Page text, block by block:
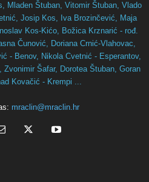
Mladen Štuban, Vitomir Štuban, Vlado
Josip Kos, Iva Brozinčević, Maja
Kos-Kićo, Božica Krznarić - rođ.
Čunović, Doriana Crnić-Vlahovac,
- Benov, Nikola Cvetnić - Esperantov,
Zvonimir Šafar, Dorotea Štuban, Goran
Kovačić - Krempi ...
mraclin@mraclin.hr